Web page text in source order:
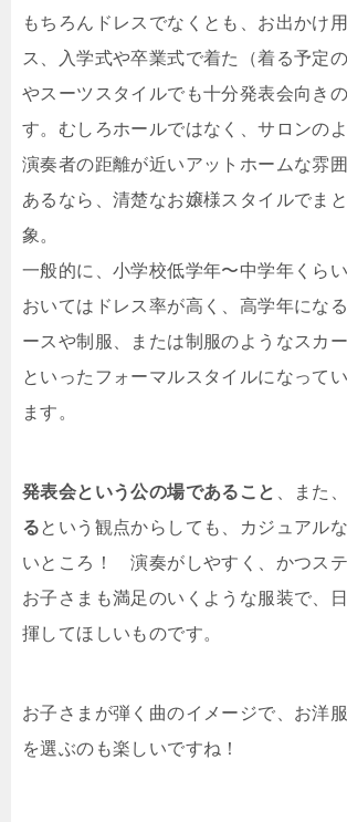
もちろんドレスでなくとも、お出かけ
ス、入学式や卒業式で着た（着る予定
やスーツスタイルでも十分発表会向き
す。むしろホールではなく、サロンの
演奏者の距離が近いアットホームな雰
あるなら、清楚なお嬢様スタイルでま
象。
一般的に、小学校低学年〜中学年くら
おいてはドレス率が高く、高学年にな
ースや制服、または制服のようなスカ
といったフォーマルスタイルになって
ます。
発表会という公の場であること 、また
るという観点からしても、カジュアル
いところ！ 演奏がしやすく、かつステ
お子さまも満足のいくような服装で、
揮してほしいものです。
お子さまが弾く曲のイメージで、お洋
を選ぶのも楽しいですね！